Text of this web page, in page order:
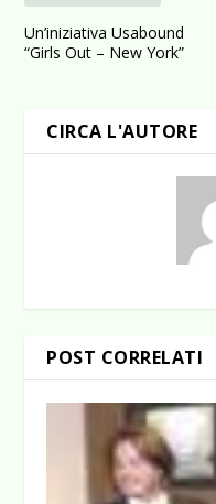
Un’iniziativa Usabound
“Girls Out – New York”
CIRCA L'AUTORE
POST CORRELATI